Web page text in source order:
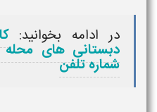
در ادامه بخوانید:
دبستانی های محله
شماره تلفن